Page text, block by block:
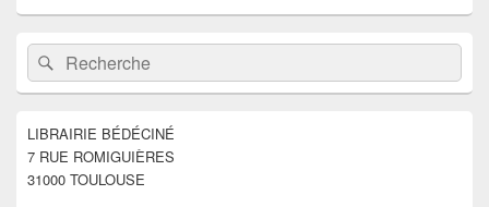
Zone
principale
de
widget
barre
latérale
Recherche :Rechercher
LIBRAIRIE BÉDÉCINÉ
7 RUE ROMIGUIÈRES
31000 TOULOUSE